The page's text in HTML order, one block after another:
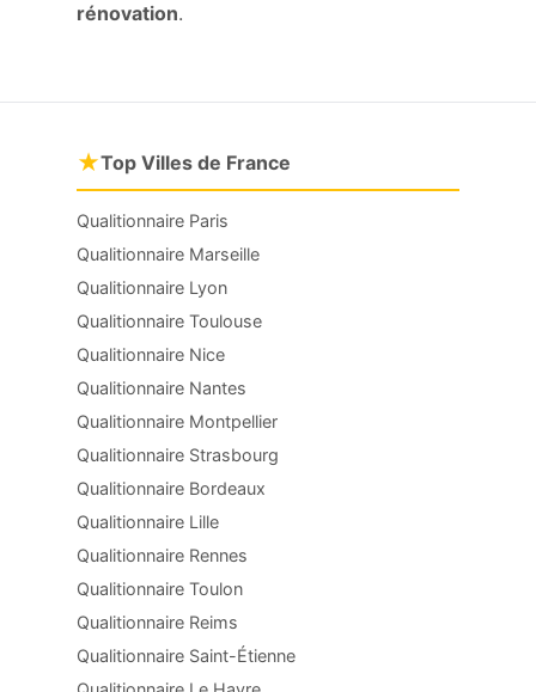
rénovation.
★Top Villes de France
Qualitionnaire Paris
Qualitionnaire Marseille
Qualitionnaire Lyon
Qualitionnaire Toulouse
Qualitionnaire Nice
Qualitionnaire Nantes
Qualitionnaire Montpellier
Qualitionnaire Strasbourg
Qualitionnaire Bordeaux
Qualitionnaire Lille
Qualitionnaire Rennes
Qualitionnaire Toulon
Qualitionnaire Reims
Qualitionnaire Saint-Étienne